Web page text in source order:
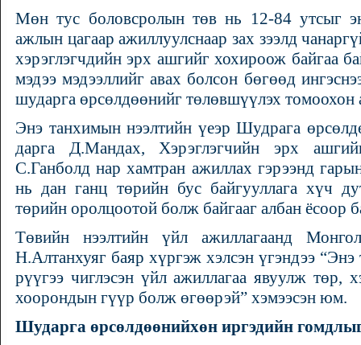
Мөн тус боловсролын төв нь 12-84 утсыг
ажлын цагаар ажиллуулснаар зах зээлд
хэрэглэгчдийн эрх ашгийг хохироож байгаа
мэдээ мэдээллийг авах болсон бөгөөд
шударга өрсөлдөөнийг төлөвшүүлэх томоохон
Энэ танхимын нээлтийн үеэр Шудрага
дарга Д.Мандах, Хэрэглэгчийн эрх
С.Ганболд нар хамтран ажиллах гэрээнд
нь дан ганц төрийн бус байгууллага хүч
төрийн оролцоотой болж байгааг албан ёсоор
Төвийн нээлтийн үйл ажиллагаанд
Н.Алтанхуяг баяр хүргэж хэлсэн үгэндээ
рүүгээ чиглэсэн үйл ажиллагаа явуулж төр,
хоорондын гүүр болж өгөөрэй” хэмээсэн юм.
Шударга өрсөлдөөнийхөн иргэдийн